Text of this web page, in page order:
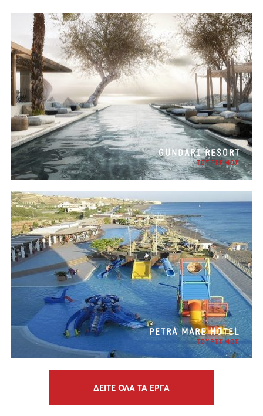
GUNDARI RESORT
ΤΟΥΡΙΣΜΟΣ
PETRA MARE HOTEL
ΤΟΥΡΙΣΜΟΣ
ΔΕΙΤΕ ΟΛΑ ΤΑ ΕΡΓΑ